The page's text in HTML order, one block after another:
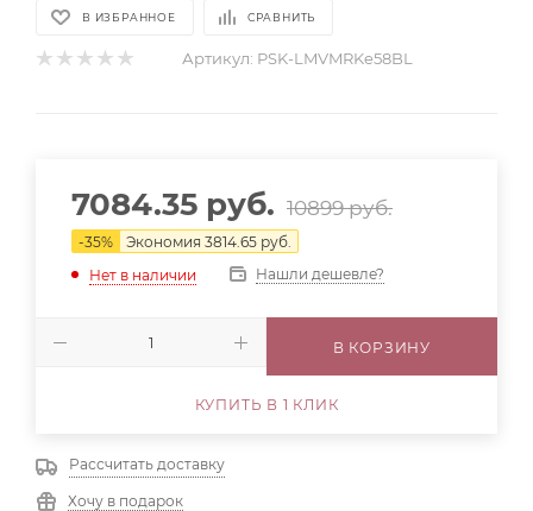
В ИЗБРАННОЕ СРАВНИТЬ
Артикул: PSK-LMVMRKe58BL
7084.35 руб. 10899руб.
-35% Экономия 3814.65 руб.
Нет в наличии
Нашли дешевле?
В КОРЗИНУ
КУПИТЬ В 1 КЛИК
Рассчитать доставку
Хочу в подарок